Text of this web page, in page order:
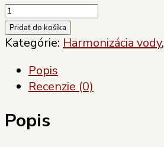
množstvo
Karafa
Alladin
1,3
Pridať do košíka
Kategórie: Harmonizácia vody,
Popis
Recenzie (0)
Popis